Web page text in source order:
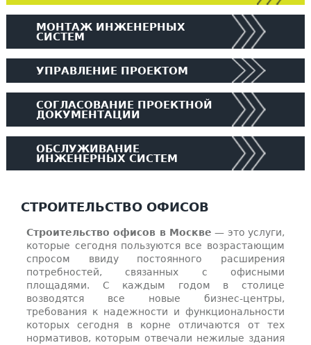
МОНТАЖ ИНЖЕНЕРНЫХ
СИСТЕМ
УПРАВЛЕНИЕ ПРОЕКТОМ
СОГЛАСОВАНИЕ ПРОЕКТНОЙ
ДОКУМЕНТАЦИИ
ОБСЛУЖИВАНИЕ
ИНЖЕНЕРНЫХ СИСТЕМ
СТРОИТЕЛЬСТВО ОФИСОВ
Строительство офисов в Москве — это услуги,
которые сегодня пользуются все возрастающим
спросом ввиду постоянного расширения
потребностей, связанных с офисными
площадями. С каждым годом в столице
возводятся все новые бизнес-центры,
требования к надежности и функциональности
которых сегодня в корне отличаются от тех
нормативов, которым отвечали нежилые здания